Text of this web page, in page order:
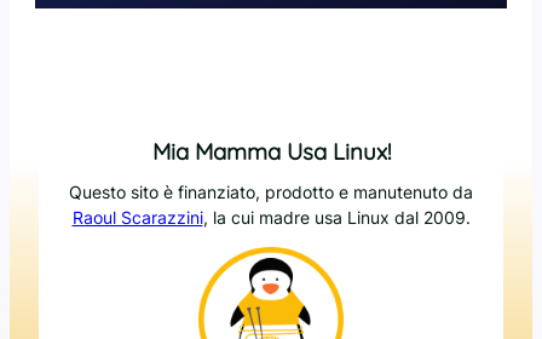
Mia Mamma Usa Linux!
Questo sito è finanziato, prodotto e manutenuto da
Raoul Scarazzini, la cui madre usa Linux dal 2009.